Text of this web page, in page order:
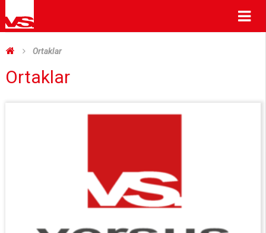
Ortaklar
Ortaklar